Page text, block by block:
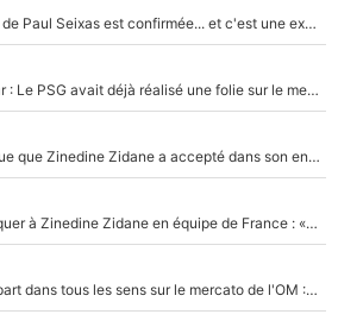
La signature du grand rival de Paul Seixas est confirmée... et c'est une excellente nouvelle pour l'équipe Decathlon-CMA CGM !
250M€ pour signer une star : Le PSG avait déjà réalisé une folie sur le mercato bien avant Neymar !
Voilà le seul homme politique que Zinedine Zidane a accepté dans son entourage : «Je garde un très bon souvenir de lui»
Franck Ribéry a osé s'attaquer à Zinedine Zidane en équipe de France : «Je n'aurais jamais fait ça»
Medina, Rulli, Paixao... ça part dans tous les sens sur le mercato de l'OM : Frank McCourt va enfin récupérer l'argent qu'il attend ?